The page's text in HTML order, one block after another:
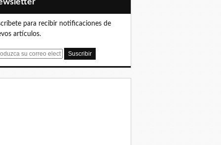
para recibir notificaciones de
artículos.